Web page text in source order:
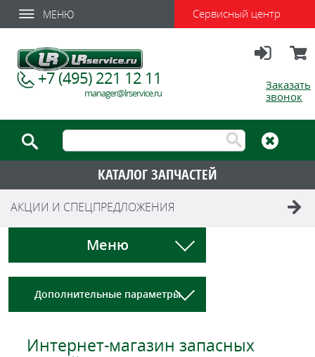
МЕНЮ Сервисный центр
Заказать
звонок
+7 (495) 221 12 11
manager@lrservice.ru
КАТАЛОГ ЗАПЧАСТЕЙ
АКЦИИ И СПЕЦПРЕДЛОЖЕНИЯ
Меню
Дополнительные параметры
Интернет-магазин запасных